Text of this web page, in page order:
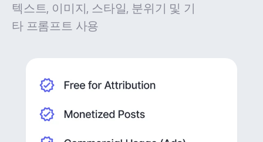
텍스트, 이미지, 스타일, 분위기 및 기
타 프롬프트 사용